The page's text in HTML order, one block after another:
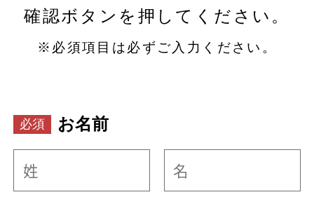
確認ボタンを押してください。
※必須項目は必ずご入力ください。
お名前